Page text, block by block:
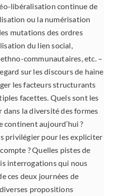
libéralisation continue de
ou la numérisation
mutations des ordres
du lien social,
communautaires, etc. –
sur les discours de haine
les facteurs structurants
facettes. Quels sont les
la diversité des formes
continent aujourd’hui ?
privilégier pour les expliciter
? Quelles pistes de
interrogations qui nous
ces deux journées de
propositions